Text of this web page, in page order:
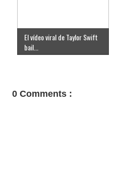
El vídeo viral de Taylor Swift
bail...
0 Comments :